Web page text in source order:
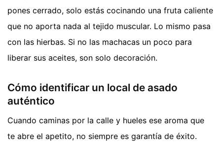
pones cerrado, solo estás cocinando una fruta caliente
que no aporta nada al tejido muscular. Lo mismo pasa
con las hierbas. Si no las machacas un poco para
liberar sus aceites, son solo decoración.
Cómo identificar un local de asado
auténtico
Cuando caminas por la calle y hueles ese aroma que
te abre el apetito, no siempre es garantía de éxito.